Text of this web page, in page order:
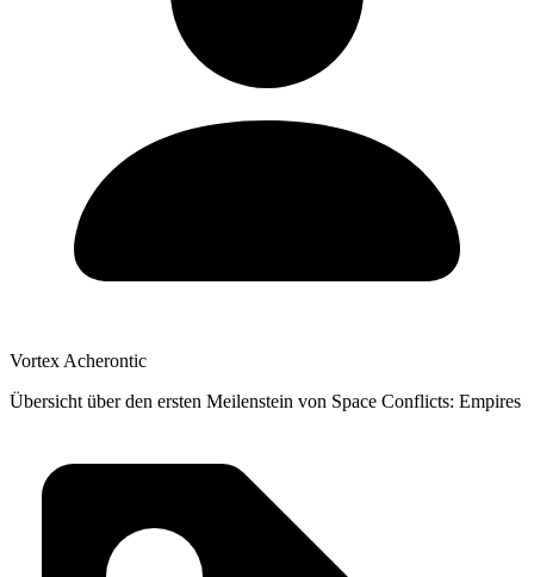
Vortex Acherontic
Übersicht über den ersten Meilenstein von Space Conflicts: Empires